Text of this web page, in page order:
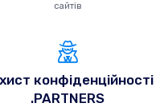
сайтів
конфіденційності
.PARTNERS